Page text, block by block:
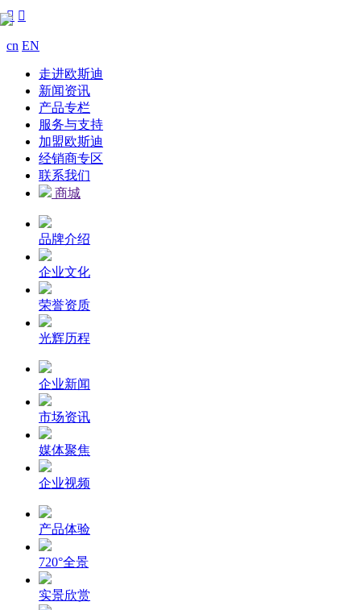
 
cn EN
走进欧斯迪
新闻资讯
产品专栏
服务与支持
加盟欧斯迪
经销商专区
联系我们
商城
品牌介绍
企业文化
荣誉资质
光辉历程
企业新闻
市场资讯
媒体聚焦
企业视频
产品体验
720°全景
实景欣赏